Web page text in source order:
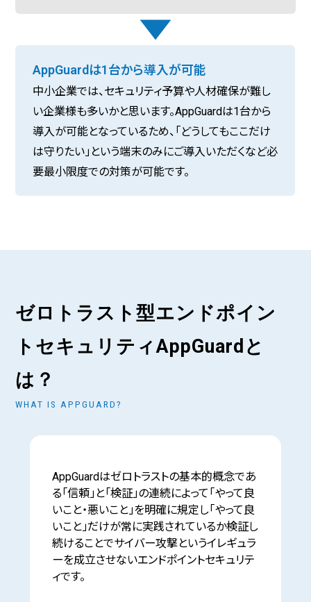
AppGuardは1台から導入が可能
中小企業では、セキュリティ予算や人材確保が難し
い企業様も多いかと思います。AppGuardは1台から
導入が可能となっているため、「どうしてもここだけ
は守りたい」という端末のみにご導入いただくなど必
要最小限度での対策が可能です。
ゼロトラスト型エンドポイン
トセキュリティAppGuardと
は？
WHAT IS APPGUARD?
AppGuardはゼロトラストの基本的概念であ
る「信頼」と「検証」の連続によって「やって良
いこと・悪いこと」を明確に規定し「やって良
いこと」だけが常に実践されているか検証し
続けることでサイバー攻撃というイレギュラ
ーを成立させないエンドポイントセキュリテ
ィです。